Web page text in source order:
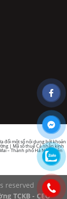
đổi một số nội dung bởi khoản
| Mã số thuế Cá nhân kinh
– Thành phố Hà Nội | Điện
reserved
TCKB - CEO